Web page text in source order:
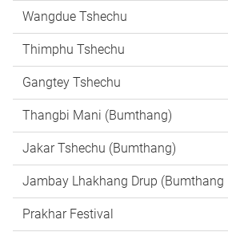
Wangdue Tshechu
Thimphu Tshechu
Gangtey Tshechu
Thangbi Mani (Bumthang)
Jakar Tshechu (Bumthang)
Jambay Lhakhang Drup (Bumthang
Prakhar Festival